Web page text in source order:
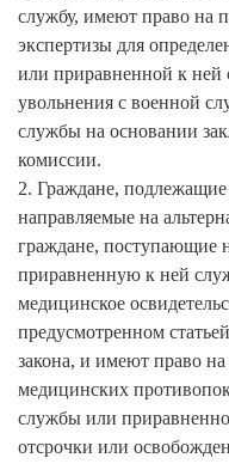
службу, имеют право на
экспертизы для
или приравненной к ней
увольнения с военной
службы на основании
комиссии.
2. Граждане,
направляемые на
граждане, поступающие
приравненную к ней
медицинское
предусмотренном
закона, и имеют право
медицинских
службы или
отсрочки или